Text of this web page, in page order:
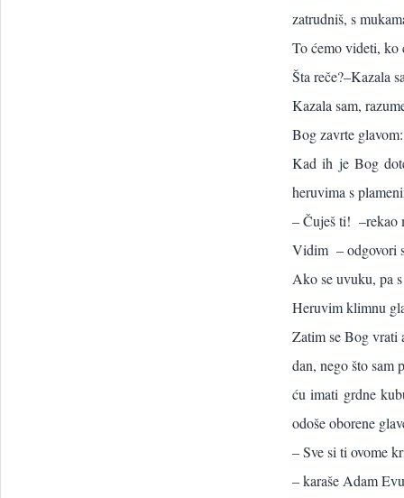
zatrudniš, s
To ćemo videti, ko
Šta reče?–Kazala
Kazala sam,
Bog zavrte
Kad ih je Bog
heruvima s
– Čuješ ti! –rekao
Vidim – odgovori
Ako se uvuku, pa
Heruvim klimnu
Zatim se Bog vrati
dan, nego što sam
ću imati grdne
odoše oborene
– Sve si ti ovome
– karaše Adam